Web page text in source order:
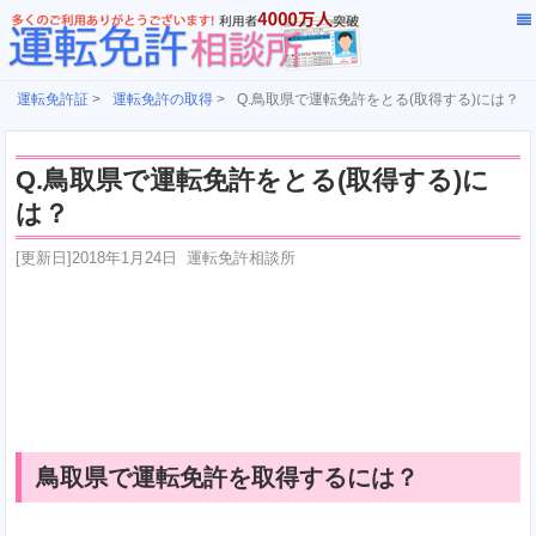
運転免許証 > 運転免許の取得 > Q.鳥取県で運転免許をとる(取得する)には？
Q.鳥取県で運転免許をとる(取得する)に
は？
[更新日]2018年1月24日 運転免許相談所
鳥取県で運転免許を取得するには？